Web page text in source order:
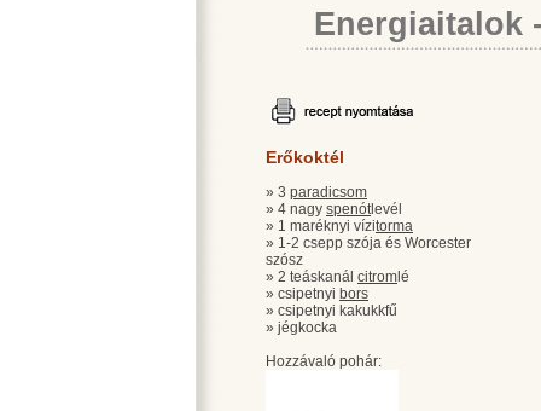
Energiaitalok
Erőkoktél
» 3 paradicsom
» 4 nagy spenótlevél
» 1 maréknyi vízitorma
» 1-2 csepp szója és Worcester
szósz
» 2 teáskanál citrom lé
» csipetnyi bors
» csipetnyi kakukkfű
» jégkocka
Hozzávaló pohár: